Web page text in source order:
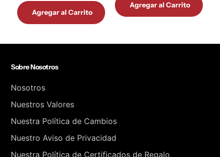
Agregar al Carrito
Agregar al Carrito
Sobre Nosotros
Nosotros
Nuestros Valores
Nuestra Política de Cambios
Nuestro Aviso de Privacidad
Nuestra Política de Certificados de Regalo